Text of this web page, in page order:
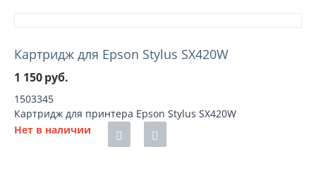
Картридж для Epson Stylus SX420W
1 150руб.
1503345
Картридж для принтера Epson Stylus SX420W
Нет в наличии